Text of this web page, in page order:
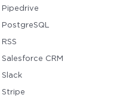
Pipedrive
PostgreSQL
RSS
Salesforce CRM
Slack
Stripe